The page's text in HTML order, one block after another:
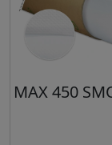
MAX 450